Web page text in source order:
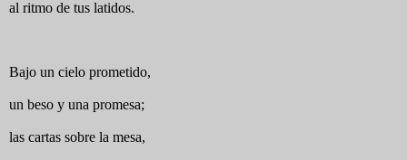
al ritmo de tus latidos.
Bajo un cielo prometido,
un beso y una promesa;
las cartas sobre la mesa,